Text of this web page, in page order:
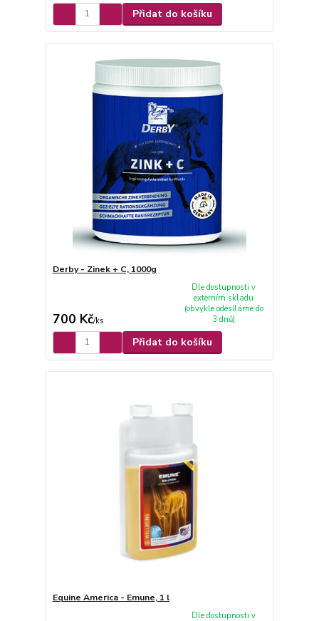
Přidat do košíku
Derby - Zinek + C, 1000g
700 Kč/ks
Dle dostupnosti v
externím skladu
(obvykle odesíláme do
3 dnů)
Přidat do košíku
Equine America - Emune, 1 l
Dle dostupnosti v